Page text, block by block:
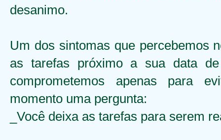
desanimo.
Um dos sintomas que percebemos
as tarefas próximo a sua data
comprometemos apenas para
momento uma pergunta:
_Você deixa as tarefas para serem